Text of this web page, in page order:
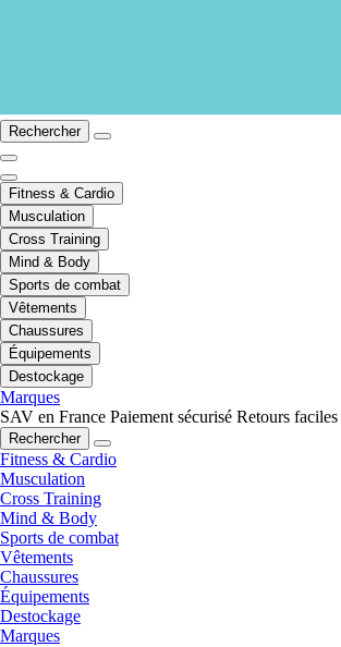
Rechercher
Fitness & Cardio
Musculation
Cross Training
Mind & Body
Sports de combat
Vêtements
Chaussures
Équipements
Destockage
Marques
SAV en France Paiement sécurisé Retours faciles
Rechercher
Fitness & Cardio
Musculation
Cross Training
Mind & Body
Sports de combat
Vêtements
Chaussures
Équipements
Destockage
Marques